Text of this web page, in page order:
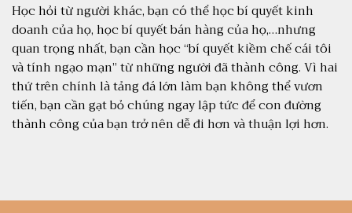
Học hỏi từ người khác, bạn có thể học bí quyết kinh
doanh của họ, học bí quyết bán hàng của họ,…nhưng
quan trọng nhất, bạn cần học “bí quyết kiềm chế cái tôi
và tính ngạo mạn” từ những người đã thành công. Vì hai
thứ trên chính là tảng đá lớn làm bạn không thể vươn
tiến, bạn cần gạt bỏ chúng ngay lập tức để con đường
thành công của bạn trở nên dễ đi hơn và thuận lợi hơn.